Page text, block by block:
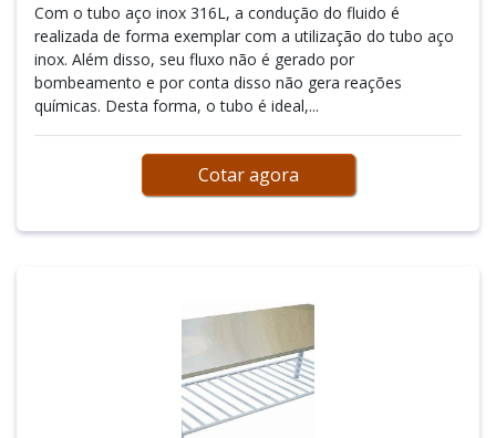
Com o tubo aço inox 316L, a condução do fluido é
realizada de forma exemplar com a utilização do tubo aço
inox. Além disso, seu fluxo não é gerado por
bombeamento e por conta disso não gera reações
químicas. Desta forma, o tubo é ideal,...
Cotar agora